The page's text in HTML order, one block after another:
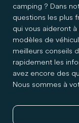
camping ? Dans
questions les plus
qui vous aideront
modèles de
meilleurs conseils
rapidement les
avez encore des
Nous sommes à